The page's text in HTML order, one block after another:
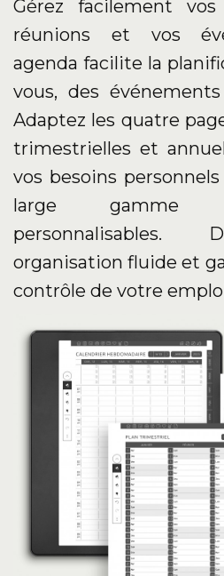
Gérez facilement vos
réunions et vos
agenda facilite la
vous, des
Adaptez les quatre
trimestrielles et
vos besoins
large gamme
personnalisables.
organisation fluide et
contrôle de votre